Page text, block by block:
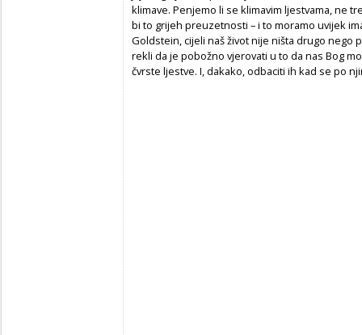
klimave. Penjemo li se klimavim ljestvama, ne
bi to grijeh preuzetnosti – i to moramo uvijek
Goldstein, cijeli naš život nije ništa drugo nego
rekli da je pobožno vjerovati u to da nas Bog
čvrste ljestve. I, dakako, odbaciti ih kad se po